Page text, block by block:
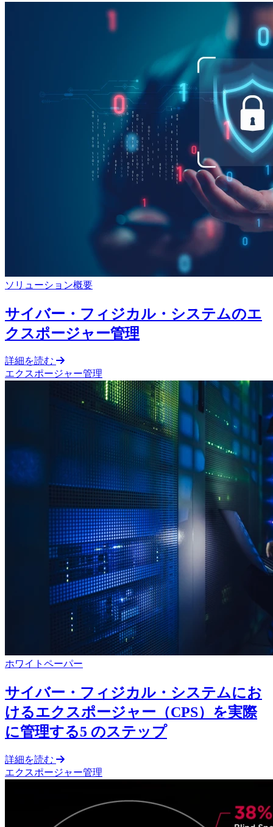
ソリューション概要
サイバー・フィジカル・システムのエ
クスポージャー管理
詳細を読む
エクスポージャー管理
ホワイトペーパー
サイバー・フィジカル・システムにお
けるエクスポージャー（CPS）を実際
に管理する5 のステップ
詳細を読む
エクスポージャー管理